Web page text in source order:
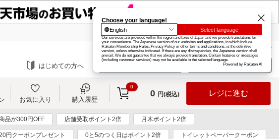
楽天グループ カード
お知らせ ヘルプ
はじめての方へ ログイン
お気に入り 購入履歴
0
0 円(税込) レジに進む
品が300円OFF 店舗受取ポイント2倍 月木ポイント2倍
円クーポンプレゼント 0と5のつく日はポイント2倍 トイレットペーパークーポン